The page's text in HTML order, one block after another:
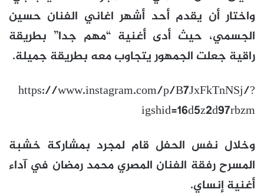
واختار أن يقدم أحد أشهر اغاني الفنان حسين
الجسمي، حيث أدى أغنية “مهم جدا” بطريقة
راقية جعلت الجمهور يتجاوب معه بطريقة جميلة.
https://www.instagram.com/p/B7JxFkTnNSj/?
igshid=16d5z2d97rbzm
وخلال نفس الحفل قام لمجرد بمشاركة خشبة
المسرح رفقة الفنان المصري محمد رمضان في آداء
أغنية إنساي.